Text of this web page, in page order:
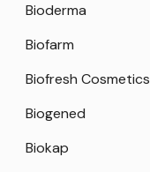
Bioderma
Biofarm
Biofresh Cosmetics
Biogened
Biokap